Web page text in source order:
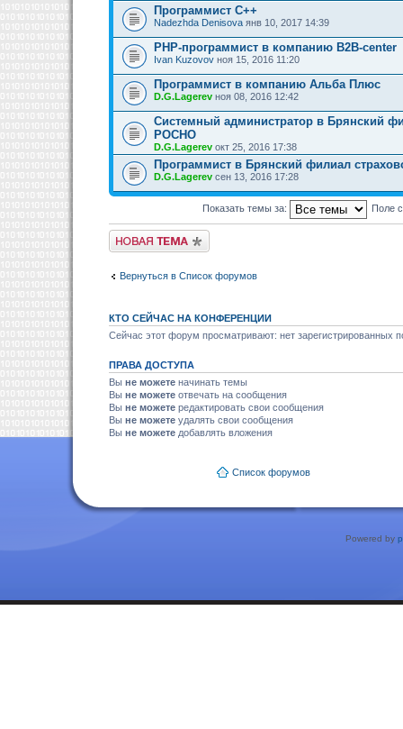
Программист С++
Nadezhda Denisova янв 10, 2017 14:39
PHP-программист в компанию B2B-center
Ivan Kuzovov ноя 15, 2016 11:20
Программист в компанию Альба Плюс
D.G.Lagerev ноя 08, 2016 12:42
Системный администратор в Брянский
РОСНО
D.G.Lagerev окт 25, 2016 17:38
Программист в Брянский филиал
D.G.Lagerev сен 13, 2016 17:28
Показать темы за: Поле
Новая тема
Вернуться в Список форумов
КТО СЕЙЧАС НА КОНФЕРЕНЦИИ
Сейчас этот форум просматривают: нет зарегистрированных
ПРАВА ДОСТУПА
Вы не можете начинать темы
Вы не можете отвечать на сообщения
Вы не можете редактировать свои сообщения
Вы не можете удалять свои сообщения
Вы не можете добавлять вложения
Список форумов
Powered by